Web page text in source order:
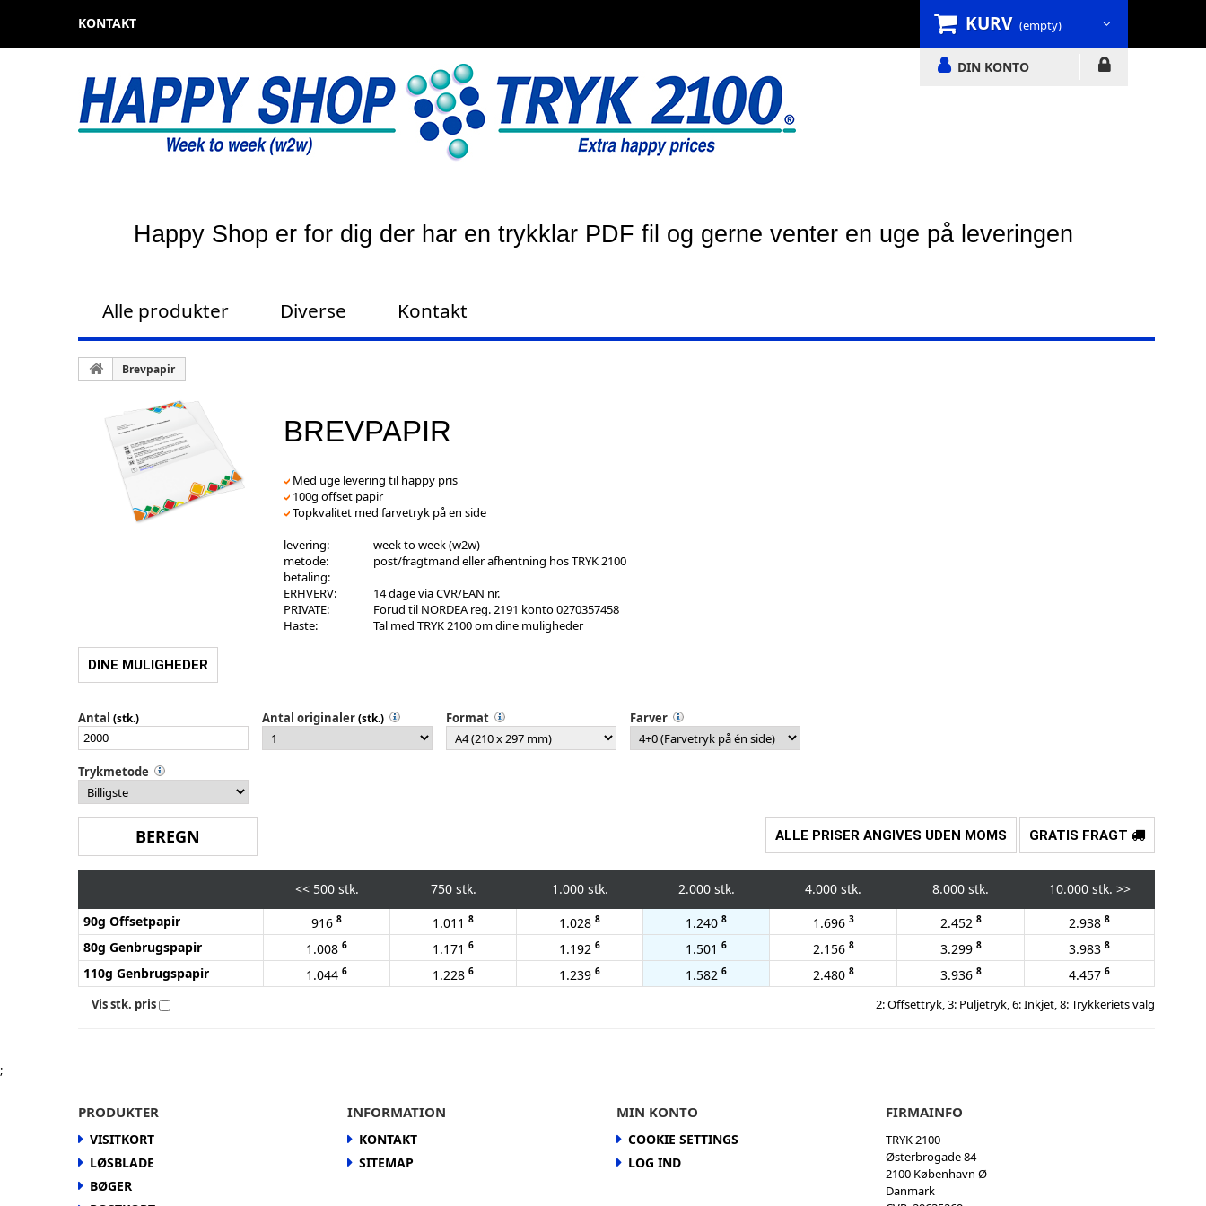
KURV (empty)
KONTAKT
DIN KONTO
Happy Shop er for dig der har en trykklar PDF fil og gerne venter en uge på leveringen
Alle produkter Diverse Kontakt
Brevpapir
BREVPAPIR
Med uge levering til happy pris
100g offset papir
Topkvalitet med farvetryk på en side
levering:
week to week (w2w)
metode:
post/fragtmand eller afhentning hos TRYK 2100
betaling:
ERHVERV:
14 dage via CVR/EAN nr.
PRIVATE:
Forud til NORDEA reg. 2191 konto 0270357458
Haste:
Tal med TRYK 2100 om dine muligheder
DINE MULIGHEDER
Antal (stk.) Antal originaler(stk.) Format Farver
Trykmetode
ALLE PRISER ANGIVES UDEN MOMS GRATIS FRAGT
<<500 stk. 750 stk. 1.000 stk. 2.000 stk. 4.000 stk. 8.000 stk. 10.000 stk. >>
90g Offsetpapir
916 8 1.011 8 1.028 8 1.240 8 1.696 3 2.452 8 2.938 8
80g Genbrugspapir 1.008 6 1.171 6 1.192 6 1.501 6 2.156 8 3.299 8 3.983 8
110g Genbrugspapir 1.044 6 1.228 6 1.239 6 1.582 6 2.480 8 3.936 8 4.457 6
Vis stk. pris 2: Offsettryk, 3: Puljetryk, 6: Inkjet, 8: Trykkeriets valg
;
PRODUKTER
VISITKORT
LØSBLADE
BØGER
INFORMATION
KONTAKT
SITEMAP
MIN KONTO
COOKIE SETTINGS
LOG IND
FIRMAINFO
TRYK 2100
Østerbrogade 84
2100 København Ø
Danmark